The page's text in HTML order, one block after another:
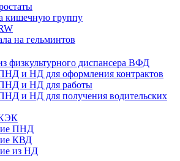
кишечную группу
на гельминтов
физкультурного диспансера ВФД
и НД для оформления контрактов
и НД для работы
и НД для получения водительских
ПНД
КВД
из НД